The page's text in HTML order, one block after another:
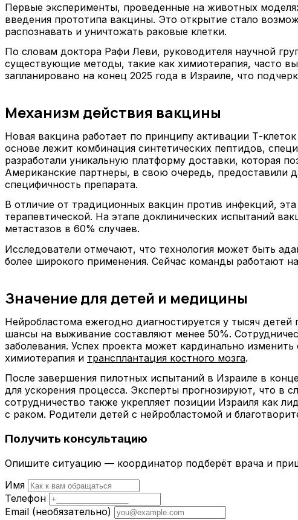
Первые эксперименты, проведенные на животных
введения прототипа вакцины. Это открытие стало
распознавать и уничтожать раковые клетки.
По словам доктора Рафи Леви, руководителя научной
существующие методы, такие как химиотерапия, часто
запланировано на конец 2025 года в Израиле, что
Механизм действия вакцины
Новая вакцина работает по принципу активации Т-
основе лежит комбинация синтетических пептидов,
разработали уникальную платформу доставки, которая
Американские партнеры, в свою очередь, предоставили
специфичность препарата.
В отличие от традиционных вакцин против инфекций,
терапевтической. На этапе доклинических испытаний
метастазов в 60% случаев.
Исследователи отмечают, что технология может быть
более широкого применения. Сейчас команды работают
Значение для детей и медицины
Нейробластома ежегодно диагностируется у тысяч
шансы на выживание составляют менее 50%.
заболевания. Успех проекта может кардинально
химиотерапия и трансплантация костного мозга.
После завершения пилотных испытаний в Израиле в
для ускорения процесса. Эксперты прогнозируют, что в
сотрудничество также укрепляет позиции Израиля как
с раком. Родители детей с нейробластомой и
Получить консультацию
Опишите ситуацию — координатор подберёт врача и
Имя
Телефон
Email (необязательно)